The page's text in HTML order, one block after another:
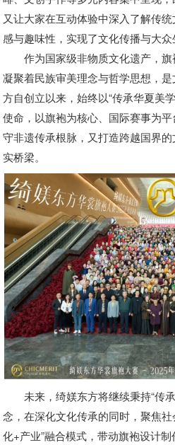
又让大家在互动体验中深入了解传
感与趣味性，实现了文化传播与大众
作为国家级非物质文化遗产，
凝聚着民族审美理念与哲学思想，
方自创立以来，始终以“传承华夏美
使命，以旗袍为核心、国际赛事为
守非遗传承根脉，又打造跨越国界
实桥梁。
未来，绮媄东方将继续秉持“传
念，在深化文化传承的同时，聚焦
化+产业”融合模式，带动旗袍设计